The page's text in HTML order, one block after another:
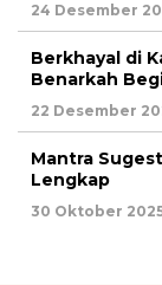
24 Desember
Berkhayal di
Benarkah
22 Desember
Mantra
Lengkap
30 Oktober 2025